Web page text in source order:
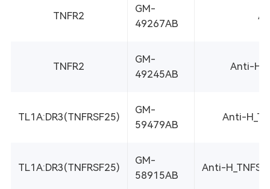
TNFR2
GM-
49267AB
TNFR2
GM-
49245AB
Anti-
TL1A:DR3(TNFRSF25)
GM-
59479AB
Anti-
TL1A:DR3(TNFRSF25)
GM-
58915AB
Anti-